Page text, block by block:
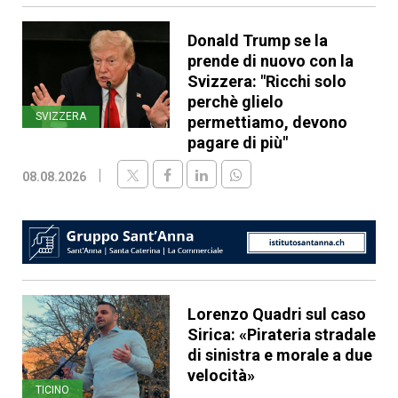
SVIZZERA
Donald Trump se la
prende di nuovo con la
Svizzera: "Ricchi solo
perchè glielo
permettiamo, devono
pagare di più"
08.08.2026
TICINO
Lorenzo Quadri sul caso
Sirica: «Pirateria stradale
di sinistra e morale a due
velocità»